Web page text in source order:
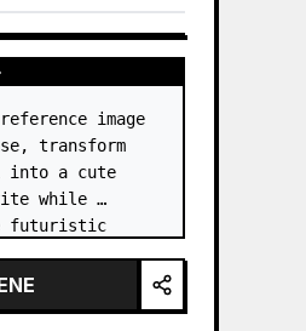
image
transform
into a cute
while
futuristic
color
energy